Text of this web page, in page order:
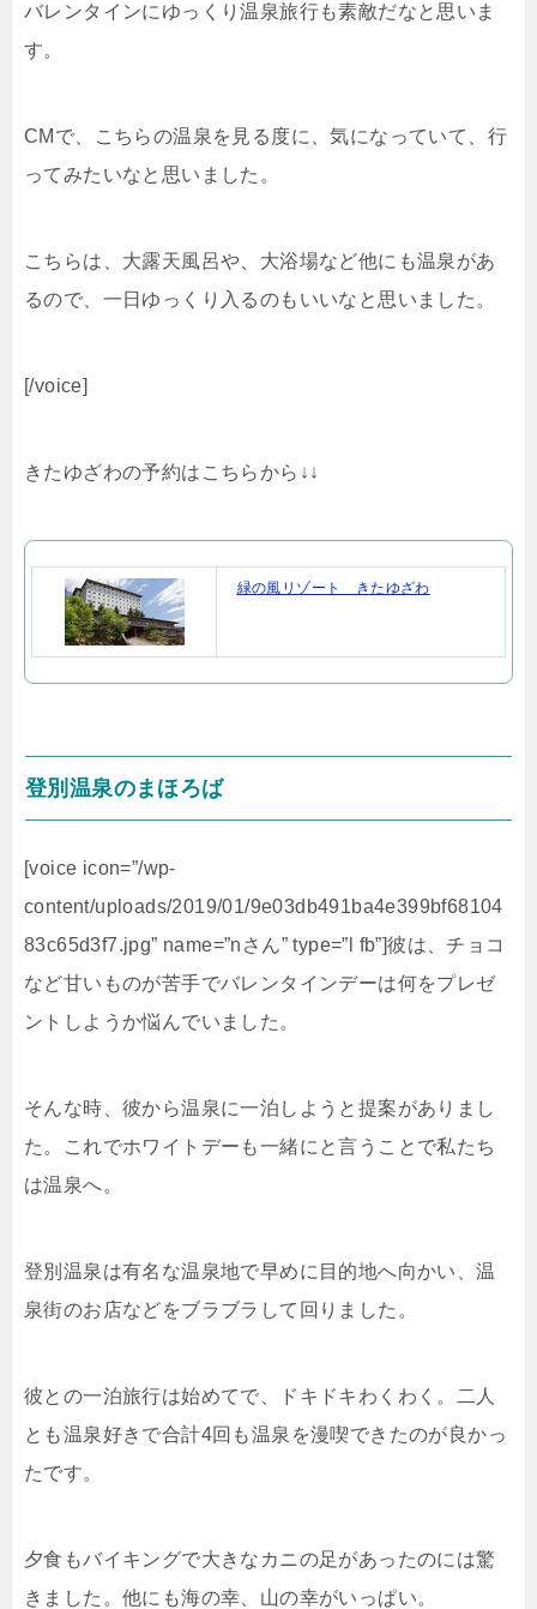
バレンタインにゆっくり温泉旅行も素敵だなと思いま
す。
CMで、こちらの温泉を見る度に、気になっていて、行
ってみたいなと思いました。
こちらは、大露天風呂や、大浴場など他にも温泉があ
るので、一日ゆっくり入るのもいいなと思いました。
[/voice]
きたゆざわの予約はこちらから↓↓
緑の風リゾート きたゆざわ
登別温泉のまほろば
[voice icon=”/wp-
content/uploads/2019/01/9e03db491ba4e399bf68104
83c65d3f7.jpg” name=”nさん” type=”l fb”]彼は、チョコ
など甘いものが苦手でバレンタインデーは何をプレゼ
ントしようか悩んでいました。
そんな時、彼から温泉に一泊しようと提案がありまし
た。これでホワイトデーも一緒にと言うことで私たち
は温泉へ。
登別温泉は有名な温泉地で早めに目的地へ向かい、温
泉街のお店などをブラブラして回りました。
彼との一泊旅行は始めてで、ドキドキわくわく。二人
とも温泉好きで合計4回も温泉を漫喫できたのが良かっ
たです。
夕食もバイキングで大きなカニの足があったのには驚
きました。他にも海の幸、山の幸がいっぱい。